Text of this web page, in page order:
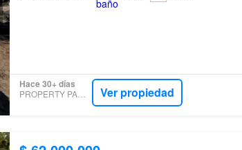
Hace 30+ días
PROPERTY PARTNERS Ver propiedad